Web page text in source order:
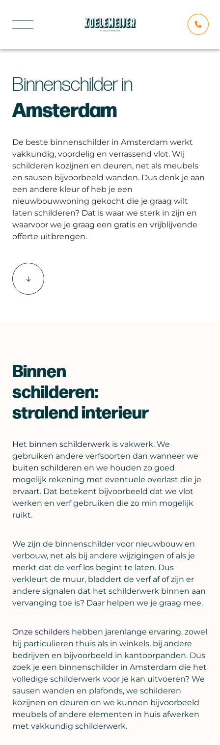
Binnenschilder in
Amsterdam
De beste binnenschilder in Amsterdam werkt
vakkundig, voordelig en verrassend vlot. Wij
schilderen kozijnen en deuren, net als meubels
en sausen bijvoorbeeld wanden. Dus denk je aan
een andere kleur of heb je een
nieuwbouwwoning gekocht die je graag wilt
laten schilderen? Dat is waar we sterk in zijn en
waarvoor we je graag een gratis en vrijblijvende
offerte uitbrengen.
Binnen
schilderen:
stralend interieur
Het binnen schilderwerk is vakwerk. We
gebruiken andere verfsoorten dan wanneer we
buiten schilderen en we houden zo goed
mogelijk rekening met eventuele overlast die je
ervaart. Dat betekent bijvoorbeeld dat we vlot
werken en verf gebruiken die zo min mogelijk
ruikt.
We zijn de binnenschilder voor nieuwbouw en
verbouw, net als bij andere wijzigingen of als je
merkt dat de verf los begint te laten. Dus
verkleurt de muur, bladdert de verf af of zijn er
andere signalen dat het schilderwerk binnen aan
vervanging toe is? Daar helpen we je graag mee.
Onze schilders hebben jarenlange ervaring, zowel
bij particulieren thuis als in winkels, bij andere
bedrijven en bijvoorbeeld in kantoorpanden. Dus
zoek je een binnenschilder in Amsterdam die het
volledige schilderwerk voor je kan uitvoeren? We
sausen wanden en plafonds, we schilderen
kozijnen en deuren en we kunnen bijvoorbeeld
meubels of andere elementen in huis afwerken
met vakkundig schilderwerk.